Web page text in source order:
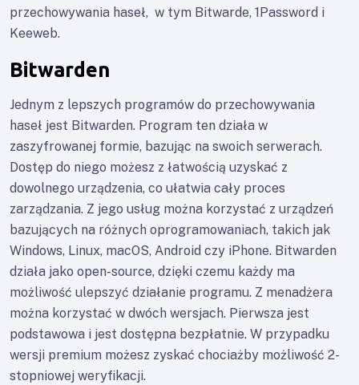
przechowywania haseł, w tym Bitwarde, 1Password i
Keeweb.
Bitwarden
Jednym z lepszych programów do przechowywania
haseł jest Bitwarden. Program ten działa w
zaszyfrowanej formie, bazując na swoich serwerach.
Dostęp do niego możesz z łatwością uzyskać z
dowolnego urządzenia, co ułatwia cały proces
zarządzania. Z jego usług można korzystać z urządzeń
bazujących na różnych oprogramowaniach, takich jak
Windows, Linux, macOS, Android czy iPhone. Bitwarden
działa jako open-source, dzięki czemu każdy ma
możliwość ulepszyć działanie programu. Z menadżera
można korzystać w dwóch wersjach. Pierwsza jest
podstawowa i jest dostępna bezpłatnie. W przypadku
wersji premium możesz zyskać chociażby możliwość 2-
stopniowej weryfikacji.